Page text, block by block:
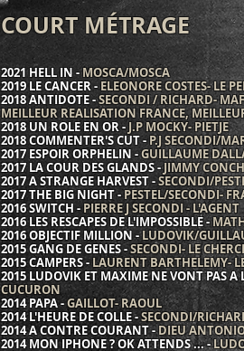
COURT MÉTRAGE
2021 HELL IN -MOSCA/MOSCA
2019 LE CANCER -ELEONORE COSTES- LE
2018 ANTIDOTE -SECONDI / RICHARD-
MEILLEUR REALISATION FRANCE,
2018 UN ROLE EN OR -J.P MOCKY- PIETJE
2018 COMMENTER'S CUT -P.J SECONDI/
2017 ESPOIR ORPHELIN -GUILLAUME
2017 LA COUR DES GLANDS -JIMMY
2017 A STRANGE HARVEST -SECONDI/
2017 THE BIG NIGHT -PESTEL/SECONDI-
2016 SWITCH -PIERRE J SECONDI - L'AGENT
2016 LES RESCAPES DE L'IMPOSSIBLE -
2016 OBJECTIF MILLION -LUDOVIK/
2015 GANG DE GENES -SECONDI- LE
2015 CAMPERS -LAURENT BARTHELEMY-
2015 LUDOVIK ET MAXIME NE VONT PAS A
CUCURON
2014 PAPA -GAILLOT- RAOUL
2014 L'HEURE DE COLLE -SECONDI/
2014 A CONTRE COURANT -DIEU
2014 MON IPHONE ? OK ATTENDS ... -